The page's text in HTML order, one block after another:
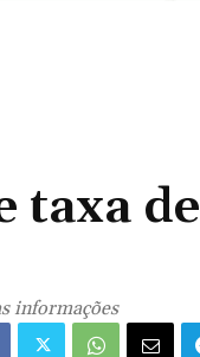
taxa de
informações